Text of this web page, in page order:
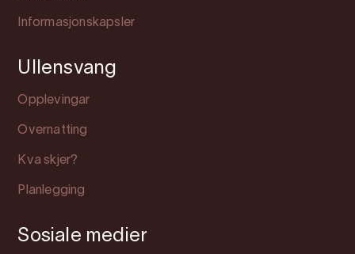
Informasjonskapsler
Ullensvang
Opplevingar
Overnatting
Kva skjer?
Planlegging
Sosiale medier